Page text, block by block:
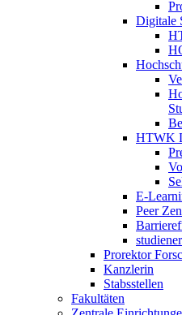
Digitale
HTWK
E-
Peer
Prorektor
Kanzlerin
Stabsstellen
Fakultäten